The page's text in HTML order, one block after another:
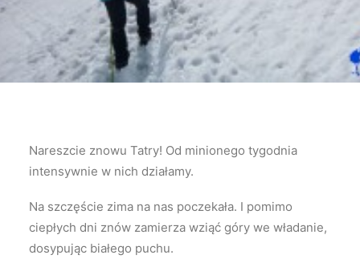
Nareszcie znowu Tatry! Od minionego tygodnia
intensywnie w nich działamy.
Na szczęście zima na nas poczekała. I pomimo
ciepłych dni znów zamierza wziąć góry we władanie,
dosypując białego puchu.